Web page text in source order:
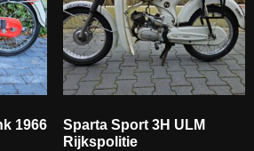
1966
Sparta Sport 3H ULM
Rijkspolitie